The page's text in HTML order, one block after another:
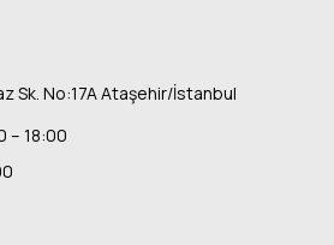
Sk. No:17A Ataşehir/İstanbul
– 18:00